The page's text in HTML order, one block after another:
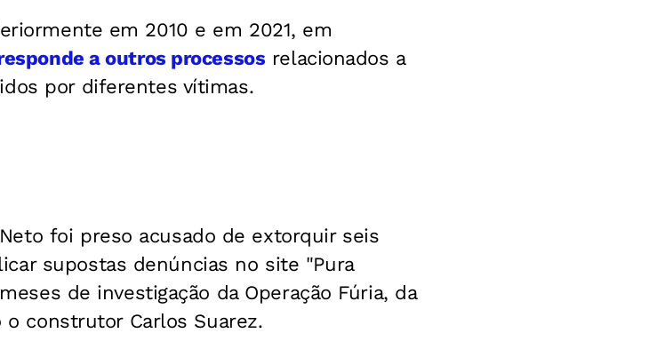
em 2010 e em 2021, em
a outros processos relacionados a
por diferentes vítimas.
foi preso acusado de extorquir seis
supostas denúncias no site "Pura
de investigação da Operação Fúria, da
construtor Carlos Suarez.